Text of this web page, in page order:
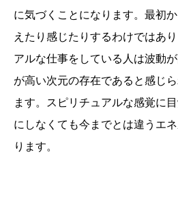
に気づくことになります。最初
えたり感じたりするわけではあ
アルな仕事をしている人は波動
が高い次元の存在であると感じ
ます。スピリチュアルな感覚に
にしなくても今までとは違うエ
ります。